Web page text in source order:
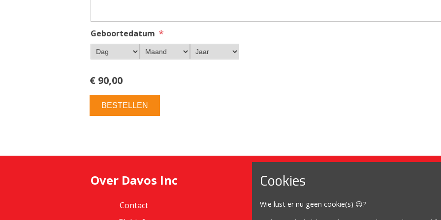
Cookies
Wie lust er nu geen cookie(s) 😉?
Geboortedatum *
€ 90,00
BESTELLEN
Over Davos Inc
Contact
Mijn account
Mijn account